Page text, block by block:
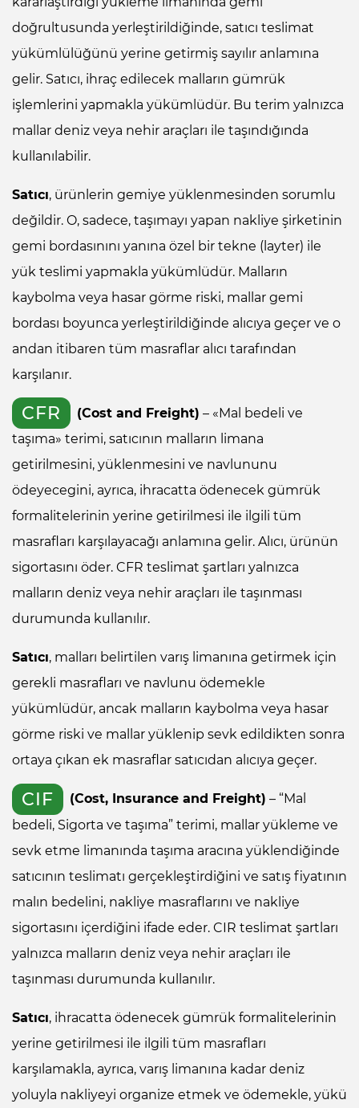
doğrultusunda yerleştirildiğinde, satıcı teslimat
yükümlülüğünü yerine getirmiş sayılır anlamına
gelir. Satıcı, ihraç edilecek malların gümrük
işlemlerini yapmakla yükümlüdür. Bu terim yalnızca
mallar deniz veya nehir araçları ile taşındığında
kullanılabilir.
Satıcı, ürünlerin gemiye yüklenmesinden sorumlu
değildir. O, sadece, taşımayı yapan nakliye şirketinin
gemi bordasınını yanına özel bir tekne (layter) ile
yük teslimi yapmakla yükümlüdür. Malların
kaybolma veya hasar görme riski, mallar gemi
bordası boyunca yerleştirildiğinde alıcıya geçer ve o
andan itibaren tüm masraflar alıcı tarafından
karşılanır.
CFR (Cost and Freight) – «Mal bedeli ve
taşıma» terimi, satıcının malların limana
getirilmesini, yüklenmesini ve navlununu
ödeyecegini, ayrıca, ihracatta ödenecek gümrük
formalitelerinin yerine getirilmesi ile ilgili tüm
masrafları karşılayacağı anlamına gelir. Alıcı, ürünün
sigortasını öder. CFR teslimat şartları yalnızca
malların deniz veya nehir araçları ile taşınması
durumunda kullanılır.
Satıcı, malları belirtilen varış limanına getirmek için
gerekli masrafları ve navlunu ödemekle
yükümlüdür, ancak malların kaybolma veya hasar
görme riski ve mallar yüklenip sevk edildikten sonra
ortaya çıkan ek masraflar satıcıdan alıcıya geçer.
CIF (Cost, Insurance and Freight) – “Mal
bedeli, Sigorta ve taşıma” terimi, mallar yükleme ve
sevk etme limanında taşıma aracına yüklendiğinde
satıcının teslimatı gerçekleştirdiğini ve satış fiyatının
malın bedelini, nakliye masraflarını ve nakliye
sigortasını içerdiğini ifade eder. CIR teslimat şartları
yalnızca malların deniz veya nehir araçları ile
taşınması durumunda kullanılır.
Satıcı, ihracatta ödenecek gümrük formalitelerinin
yerine getirilmesi ile ilgili tüm masrafları
karşılamakla, ayrıca, varış limanına kadar deniz
yoluyla nakliyeyi organize etmek ve ödemekle, yükü